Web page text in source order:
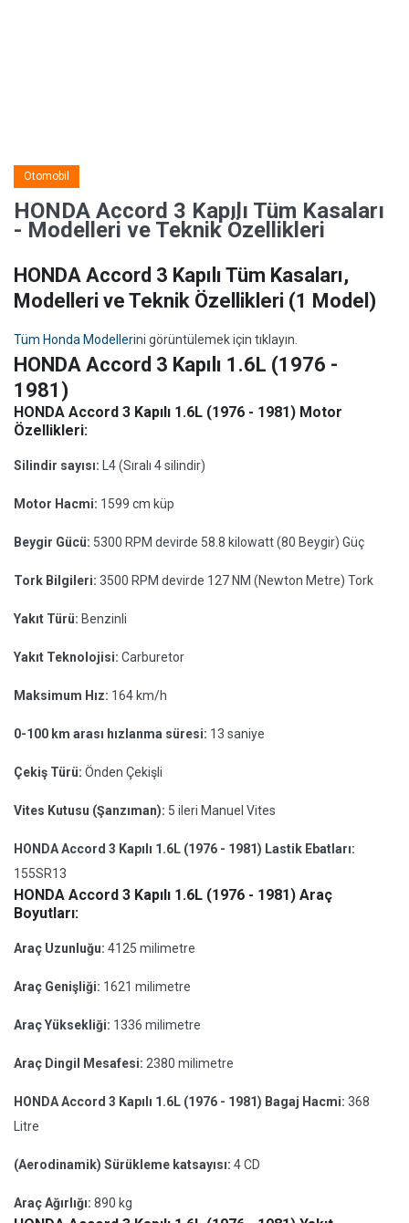
Otomobil
HONDA Accord 3 Kapılı Tüm Kasaları
- Modelleri ve Teknik Özellikleri
HONDA Accord 3 Kapılı Tüm Kasaları,
Modelleri ve Teknik Özellikleri (1 Model)
Tüm Honda Modellerini görüntülemek için tıklayın.
HONDA Accord 3 Kapılı 1.6L (1976 -
1981)
HONDA Accord 3 Kapılı 1.6L (1976 - 1981) Motor
Özellikleri:
Silindir sayısı: L4 (Sıralı 4 silindir)
Motor Hacmi: 1599 cm küp
Beygir Gücü: 5300 RPM devirde 58.8 kilowatt (80 Beygir) Güç
Tork Bilgileri: 3500 RPM devirde 127 NM (Newton Metre) Tork
Yakıt Türü: Benzinli
Yakıt Teknolojisi: Carburetor
Maksimum Hız: 164 km/h
0-100 km arası hızlanma süresi: 13 saniye
Çekiş Türü: Önden Çekişli
Vites Kutusu (Şanzıman): 5 ileri Manuel Vites
HONDA Accord 3 Kapılı 1.6L (1976 - 1981) Lastik Ebatları:
155SR13
HONDA Accord 3 Kapılı 1.6L (1976 - 1981) Araç
Boyutları:
Araç Uzunluğu: 4125 milimetre
Araç Genişliği: 1621 milimetre
Araç Yüksekliği: 1336 milimetre
Araç Dingil Mesafesi: 2380 milimetre
HONDA Accord 3 Kapılı 1.6L (1976 - 1981) Bagaj Hacmi: 368
Litre
(Aerodinamik) Sürükleme katsayısı: 4 CD
Araç Ağırlığı: 890 kg